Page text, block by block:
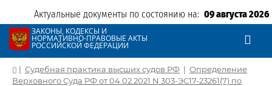
Актуальные документы по состоянию на: 09 августа 2026
ЗАКОНЫ, КОДЕКСЫ И
НОРМАТИВНО-ПРАВОВЫЕ АКТЫ
РОССИЙСКОЙ ФЕДЕРАЦИИ
| Судебная практика высших судов РФ | Определение
Верховного Суда РФ от 04.02.2021 N 303-ЭС17-23261(7) по